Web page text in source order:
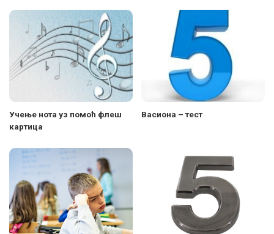
Учење нота уз помоћ флеш
картица
Васиона – тест